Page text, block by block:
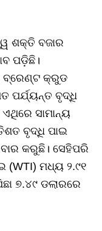
ଶକ୍ତି ବଜାର
ପଡ଼ିଛି।
ବ୍ରେଣ୍ଟ କ୍ରୁଡ
ପର୍ଯ୍ୟନ୍ତ ବୃଦ୍ଧି
ସାମାନ୍ୟ
ବୃଦ୍ଧି ପାଇ
କରୁଛି। ସେହିପରି
ମଧ୍ୟ ୨.୯୧
୭.୪୯ ଡଲାରରେ